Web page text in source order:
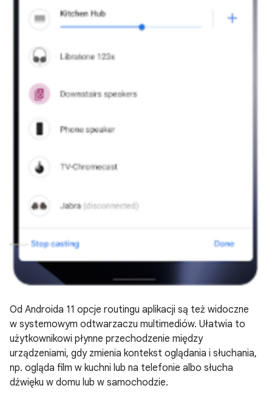
Od Androida 11 opcje routingu aplikacji są też widoczne
w systemowym odtwarzaczu multimediów. Ułatwia to
użytkownikowi płynne przechodzenie między
urządzeniami, gdy zmienia kontekst oglądania i słuchania,
np. ogląda film w kuchni lub na telefonie albo słucha
dźwięku w domu lub w samochodzie.